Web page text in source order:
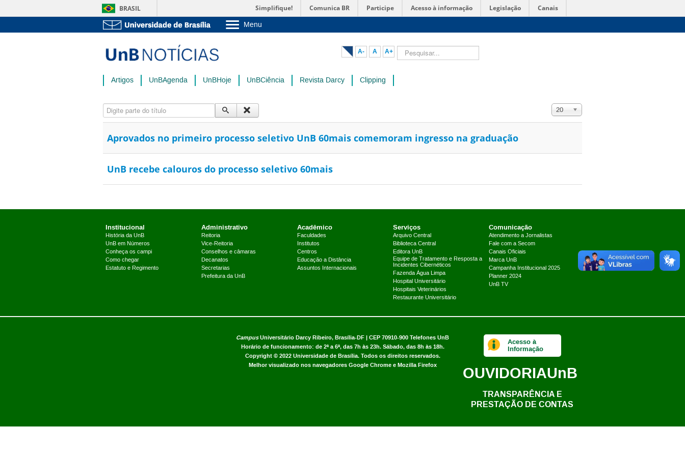
BRASIL Simplifique! Comunica BR Participe Acesso à informação Legislação Canais
Menu
Pós-Graduação
Administração
A- A A+ Pesquisar...
Artigos UnBAgenda UnBHoje UnBCiência Revista Darcy Clipping
Digite parte do título Exibir #
20
Aprovados no primeiro processo seletivo UnB 60mais comemoram ingresso na graduação
UnB recebe calouros do processo seletivo 60mais
Institucional
História da UnB
UnB em Números
Conheça os campi
Como chegar
Estatuto e Regimento
Administrativo
Reitoria
Vice-Reitoria
Conselhos e câmaras
Decanatos
Secretarias
Prefeitura da UnB
Acadêmico
Faculdades
Institutos
Centros
Educação a Distância
Assuntos Internacionais
Serviços
Arquivo Central
Biblioteca Central
Editora UnB
Equipe de Tratamento e Resposta a
Incidentes Cibernéticos
Fazenda Água Limpa
Hospital Universitário
Hospitais Veterinários
Restaurante Universitário
Comunicação
Atendimento a Jornalistas
Fale com a Secom
Canais Oficiais
Marca UnB
Campanha Institucional 2025
Planner 2024
UnB TV
CampusUniversitário Darcy Ribeiro, Brasília-DF | CEP 70910-900 Telefones UnB
Horário de funcionamento: de 2ª a 6ª, das 7h às 23h. Sábado, das 8h às 18h.
Copyright © 2022 Universidade de Brasília. Todos os direitos reservados.
Melhor visualizado nos navegadores Google Chrome e Mozilla Firefox
Acesso à
Informação
OUVIDORIAUnB
TRANSPARÊNCIA E
PRESTAÇÃO DE CONTAS